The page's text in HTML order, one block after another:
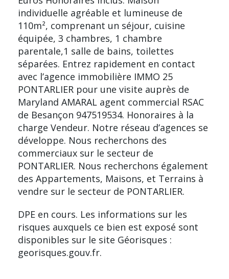
individuelle agréable et lumineuse de
110m², comprenant un séjour, cuisine
équipée, 3 chambres, 1 chambre
parentale,1 salle de bains, toilettes
séparées. Entrez rapidement en contact
avec l’agence immobilière IMMO 25
PONTARLIER pour une visite auprès de
Maryland AMARAL agent commercial RSAC
de Besançon 947519534. Honoraires à la
charge Vendeur. Notre réseau d’agences se
développe. Nous recherchons des
commerciaux sur le secteur de
PONTARLIER. Nous recherchons également
des Appartements, Maisons, et Terrains à
vendre sur le secteur de PONTARLIER.
DPE en cours. Les informations sur les
risques auxquels ce bien est exposé sont
disponibles sur le site Géorisques :
georisques.gouv.fr.